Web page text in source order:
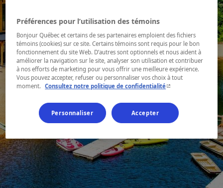
Préférences pour l’utilisation des témoins
Bonjour Québec et certains de ses partenaires emploient des fichiers
témoins (cookies) sur ce site. Certains témoins sont requis pour le bon
fonctionnement du site Web. D’autres sont optionnels et nous aident à
améliorer la navigation sur le site, analyser son utilisation et contribuer
à nos efforts de marketing pour vous offrir une meilleure expérience.
Vous pouvez accepter, refuser ou personnaliser vos choix à tout
moment. Consultez notre politique de confidentialité- Cet hyperlien
Personnaliser Accepter